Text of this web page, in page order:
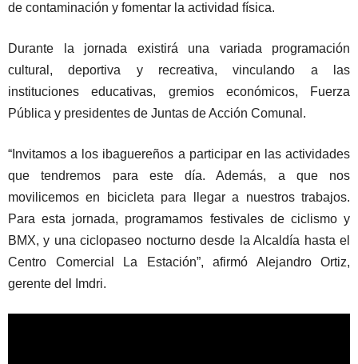
de contaminación y fomentar la actividad física.
Durante la jornada existirá una variada programación
cultural, deportiva y recreativa, vinculando a las
instituciones educativas, gremios económicos, Fuerza
Pública y presidentes de Juntas de Acción Comunal.
“Invitamos a los ibaguereños a participar en las actividades
que tendremos para este día. Además, a que nos
movilicemos en bicicleta para llegar a nuestros trabajos.
Para esta jornada, programamos festivales de ciclismo y
BMX, y una ciclopaseo nocturno desde la Alcaldía hasta el
Centro Comercial La Estación”, afirmó Alejandro Ortiz,
gerente del Imdri.